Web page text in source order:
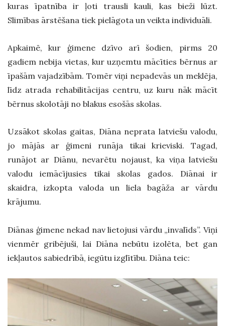
kuras īpatnība ir ļoti trausli kauli, kas bieži lūzt.
Slimības ārstēšana tiek pielāgota un veikta individuāli.
Apkaimē, kur ģimene dzīvo arī šodien, pirms 20
gadiem nebija vietas, kur uzņemtu mācīties bērnus ar
īpašām vajadzībām. Tomēr viņi nepadevās un meklēja,
līdz atrada rehabilitācijas centru, uz kuru nāk mācīt
bērnus skolotāji no blakus esošās skolas.
Uzsākot skolas gaitas, Diāna neprata latviešu valodu,
jo mājās ar ģimeni runāja tikai krieviski. Tagad,
runājot ar Diānu, nevarētu nojaust, ka viņa latviešu
valodu iemācījusies tikai skolas gados. Diānai ir
skaidra, izkopta valoda un liela bagāža ar vārdu
krājumu.
Diānas ģimene nekad nav lietojusi vārdu „invalīds”. Viņi
vienmēr gribējuši, lai Diāna nebūtu izolēta, bet gan
iekļautos sabiedrībā, iegūtu izglītību. Diāna teic: